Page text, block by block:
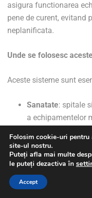
asigura functionarea
pene de curent, evitand
neplanificata.
Unde se folosesc
Aceste sisteme sunt
Sanatate: spitale
a echipamentelor
IT&C: servere,
software care nu
timpi morti;
Productie
Folosim cookie-uri pentru
site-ul nostru.
Puteți afla mai multe
le puteți dezactiva în
Accept